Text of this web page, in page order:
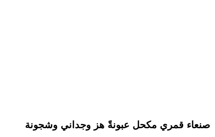
صنعاء قمري مكحل عبونةً هز وجداني وشجونة